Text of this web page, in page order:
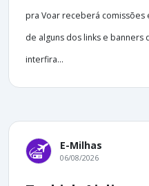
pra Voar receberá comissões
de alguns dos links e banners
interfira...
E-Milhas
06/08/2026